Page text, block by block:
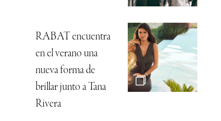
RABAT encuentra
en el verano una
nueva forma de
brillar junto a Tana
Rivera